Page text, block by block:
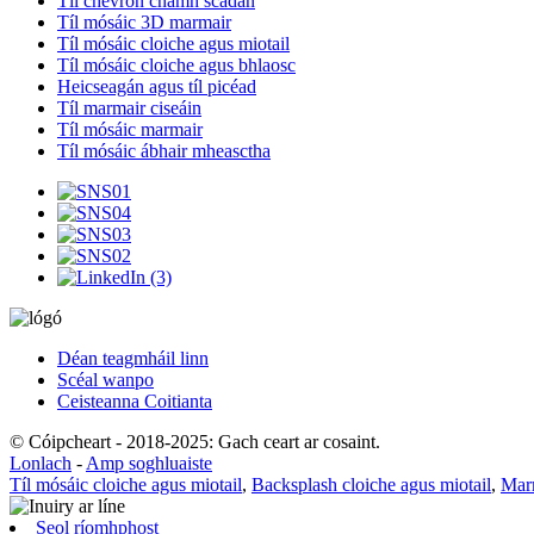
Tíl mósáic 3D marmair
Tíl mósáic cloiche agus miotail
Tíl mósáic cloiche agus bhlaosc
Heicseagán agus tíl picéad
Tíl marmair ciseáin
Tíl mósáic marmair
Tíl mósáic ábhair mheasctha
Déan teagmháil linn
Scéal wanpo
Ceisteanna Coitianta
© Cóipcheart - 2018-2025: Gach ceart ar cosaint.
Lonlach - Amp soghluaiste
Tíl mósáic cloiche agus miotail, Backsplash cloiche agus miotail,
Seol ríomhphost